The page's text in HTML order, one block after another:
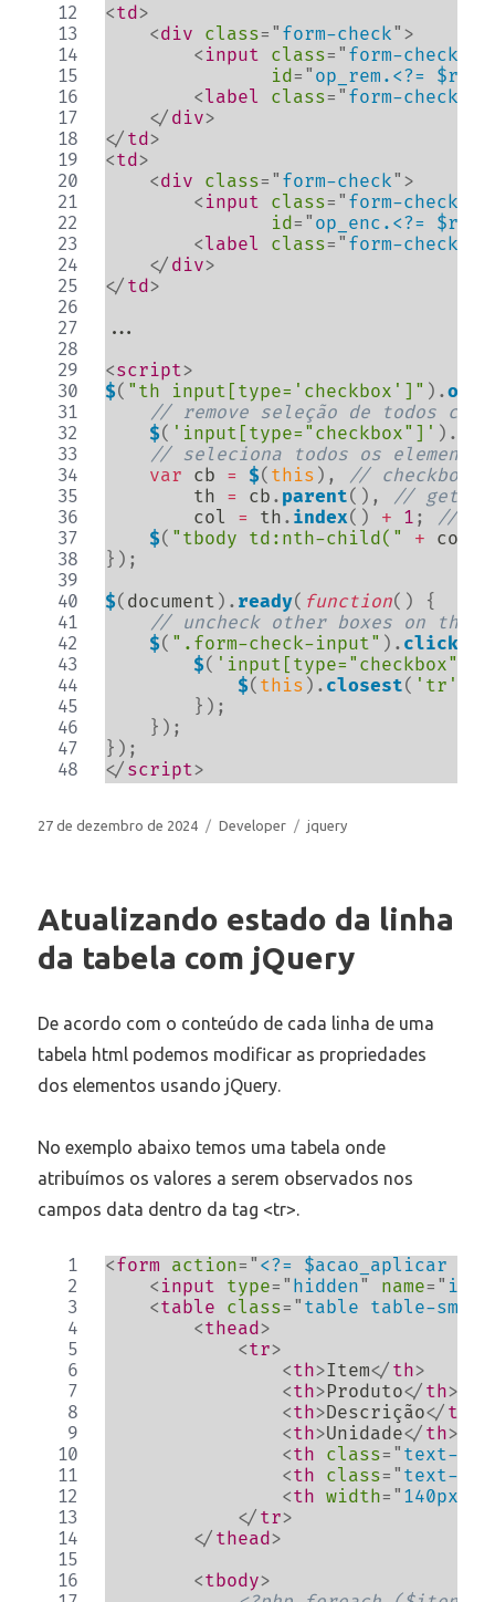
<td>
<div class= " form-check" >
< input class= " form-check-
id= " op_rem.<?=
<label class= " form-check-
</ div>
</ td>
<td>
<div class= " form-check" >
< input class= " form-check-
id= " op_enc.<?=
<label class= " form-check-
</ div>
</ td>
...
<script>
$( "th input[type='checkbox']" ) .on
// remove seleção de todos
$( 'input[type="checkbox"]' ) .
// seleciona todos os elemento
var cb = $( this ) ,
// checkbox
        th
= cb . parent( ) ,
// get
        col
= th . index( ) + 1 ;
//
$( "tbody td:nth-child(" + col
} ) ;
$( document ) . ready( function( )
{
// uncheck other boxes on the
$( ".form-check-input" ) . click
$( 'input[type="checkbox"]'
$( this ) . closest( 'tr'
} ) ;
} ) ;
} ) ;
</ script>
Publicado
27 de dezembro de 2024 Categorias
Developer Tags
jquery
Atualizando estado da linha
da tabela com jQuery
De acordo com o conteúdo de cada linha de uma
tabela html podemos modificar as propriedades
dos elementos usando jQuery.
No exemplo abaixo temos uma tabela onde
atribuímos os valores a serem observados nos
campos data dentro da tag <tr>.
<form action= " <?= $acao_aplicar ?>
< input type= " hidden" name= "
<table class= " table table-sm
<thead>
<tr>
<th>Item</ th>
<th>Produto</ th>
<th>Descrição</ th
<th>Unidade</ th>
<th class= " text-end
<th class= " text-end
<th width= " 140px
</ tr>
</ thead>
<tbody>